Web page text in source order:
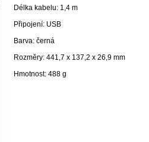
Délka kabelu: 1,4 m
Připojení: USB
Barva: černá
Rozměry: 441,7 x 137,2 x 26,9 mm
Hmotnost: 488 g